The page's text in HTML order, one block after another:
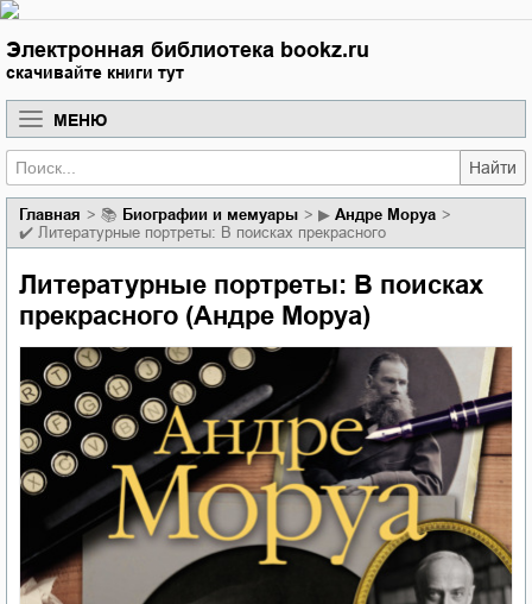
Электронная библиотека bookz.ru
скачивайте книги тут
МЕНЮ
Найти
Главная 📚 биографии и мемуары ▶ Андре Моруа
✔️ Литературные портреты: В поисках прекрасного
Литературные портреты: В поисках
прекрасного (Андре Моруа)